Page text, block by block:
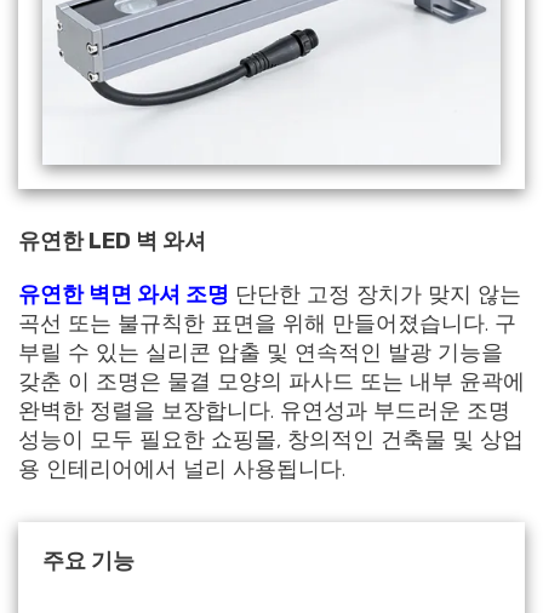
유연한 LED 벽 와셔
유연한 벽면 와셔 조명 단단한 고정 장치가 맞지 않는
곡선 또는 불규칙한 표면을 위해 만들어졌습니다. 구
부릴 수 있는 실리콘 압출 및 연속적인 발광 기능을
갖춘 이 조명은 물결 모양의 파사드 또는 내부 윤곽에
완벽한 정렬을 보장합니다. 유연성과 부드러운 조명
성능이 모두 필요한 쇼핑몰, 창의적인 건축물 및 상업
용 인테리어에서 널리 사용됩니다.
주요 기능